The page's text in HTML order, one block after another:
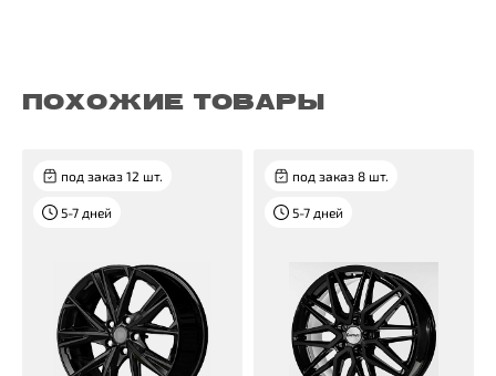
ПОХОЖИЕ ТОВАРЫ
под заказ 12 шт.
5-7 дней
под заказ 8 шт.
5-7 дней